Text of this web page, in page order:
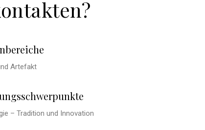
Artefakt
– Tradition und Innovation